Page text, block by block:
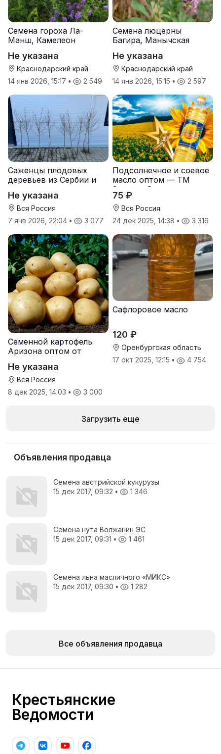
Семена гороха Ла-
Манш, Камелеон
Не указана
Краснодарский край
14 янв 2026, 15:17 • 2 549
Семена люцерны
Багира, Манычская
Не указана
Краснодарский край
14 янв 2026, 15:15 • 2 597
Саженцы плодовых
деревьев из Сербии и
Не указана
Вся Россия
7 янв 2026, 22:04 • 3 077
Подсолнечное и соевое
масло оптом — ТМ
Золотая Семечка
75 ₽
Вся Россия
24 дек 2025, 14:38 • 3 316
Семенной картофель
Аризона оптом от
Не указана
Вся Россия
8 дек 2025, 14:03 • 3 000
Сафлоровое масло
120 ₽
Оренбургская область
17 окт 2025, 12:15 • 4 754
Загрузить еще
Объявления продавца
Семена австрийской кукурузы
15 дек 2017, 09:32 • 1 346
Семена нута Волжанин ЭС
15 дек 2017, 09:31 • 1 461
Семена льна масличного «МИКС»
15 дек 2017, 09:30 • 1 282
Все объявления продавца
Крестьянские
Ведомости